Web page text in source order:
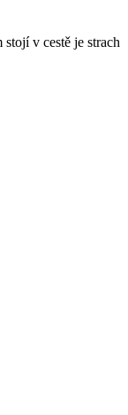
v cestě je strach